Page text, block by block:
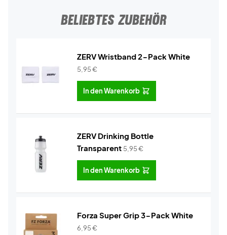
BELIEBTES ZUBEHÖR
ZERV Wristband 2-Pack White
5,95€
In den Warenkorb
ZERV Drinking Bottle
Transparent 5,95€
In den Warenkorb
Forza Super Grip 3-Pack White
6,95€